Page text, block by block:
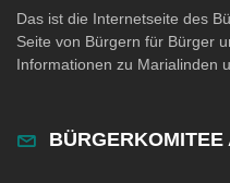
Das ist die Internetseite des
Seite von Bürgern für Bürger
Informationen zu Marialinden
BÜRGERKOMITEE